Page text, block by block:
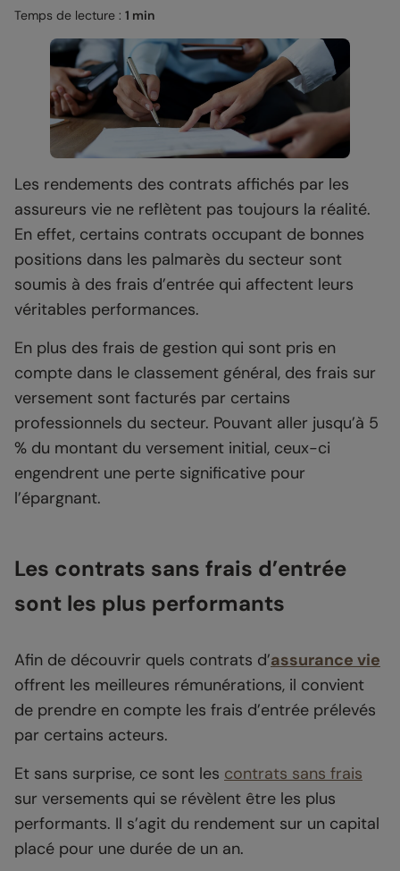
Temps de lecture : 1 min
Les rendements des contrats affichés par les
assureurs vie ne reflètent pas toujours la réalité.
En effet, certains contrats occupant de bonnes
positions dans les palmarès du secteur sont
soumis à des frais d’entrée qui affectent leurs
véritables performances.
En plus des frais de gestion qui sont pris en
compte dans le classement général, des frais sur
versement sont facturés par certains
professionnels du secteur. Pouvant aller jusqu’à 5
% du montant du versement initial, ceux-ci
engendrent une perte significative pour
l’épargnant.
Les contrats sans frais d’entrée
sont les plus performants
Afin de découvrir quels contrats d’assurance vie
offrent les meilleures rémunérations, il convient
de prendre en compte les frais d’entrée prélevés
par certains acteurs.
Et sans surprise, ce sont les contrats sans frais
sur versements qui se révèlent être les plus
performants. Il s’agit du rendement sur un capital
placé pour une durée de un an.